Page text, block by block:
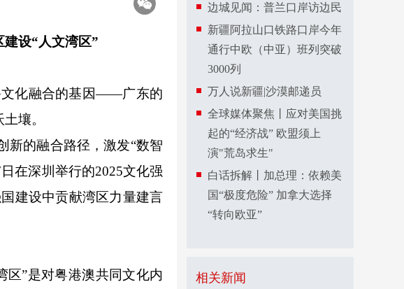
设“人文湾区”
化融合的基因——广东的
壤。
的融合路径，激发“数智
在深圳举行的2025文化强
建设中贡献湾区力量建言
”是对粤港澳共同文化内
边城见闻：普兰口岸访边民
新疆阿拉山口铁路口岸今年
通行中欧（中亚）班列突破
3000列
万人说新疆|沙漠邮递员
全球媒体聚焦丨应对美国挑
起的“经济战” 欧盟须上
演"荒岛求生"
白话拆解丨加总理：依赖美
国“极度危险” 加拿大选择
“转向欧亚”
相关新闻